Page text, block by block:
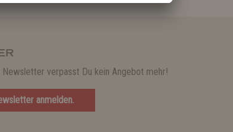
Newsletter verpasst Du kein Angebot mehr!
anmelden.